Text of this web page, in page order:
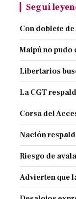
Seguí
Con doblete
Maipú no pudo
Libertarios
La CGT
Corsa del
Nación
Riesgo de
Advierten que